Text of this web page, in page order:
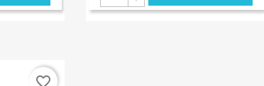
favorite_border